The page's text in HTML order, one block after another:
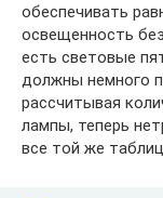
обеспечивать
освещенность
есть световые
должны немного
рассчитывая
лампы, теперь
все той же